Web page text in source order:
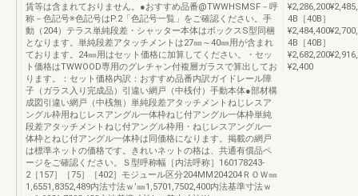
賃等は含まれておりません。●おすすめ品番@TWWHSMSF－呼
称－色記号※色記号はP.2「色記号一覧」をご確認ください。手
動（204）テラス単純段差・シャッター本体はボックスS型同梱
となります。単純段差アタッチメントは27㎜～40㎜用が含まれ
ております。24㎜用はセット価格に加算してください。・セッ
ト価格はTWWOOD専用のグレチャン付複層ガラスで算出してお
ります。：セット価格内訳：おすすめ品番内訳ガイドレール障
子（ガラス入り完成品）引違い網戸（中桟付）手動本体●部材構
成図引違い網戸（中桟無）単純段差アタッチメントねじレスア
ングル枠用ねじレスアングル一体枠ねじ付アングル一体枠単純
段差アタッチメントねじ付アングル枠用・ねじレスアングル一
体枠とねじ付アングル一体枠は同価格になります。掲載の網戸
は標準ネットの価格です。きれいネットの格は、共通有償品ペ
ージをご確認ください。Ｓ型呼称幅［内法呼称］160178243-
2［157］［75］［402］モジュール区分204MM204204ＲＯＷ㎜
1,6551,8352,489内法寸法ｗ’㎜1,5701,7502,400内法基準寸法ｗ
4B［40B］
4B［40B］
¥2,400